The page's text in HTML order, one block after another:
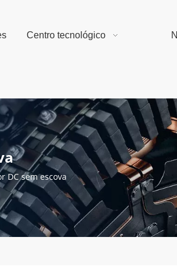
Centro tecnológico
DC sem escova